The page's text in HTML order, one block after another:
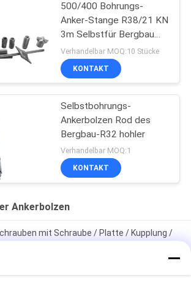
500/400 Bohrungs-
Anker-Stange R38/21 KN
3m Selbstfür Bergbau
und Rehabilitation
Verhandelbar MOQ:10 Stücke
KONTAKT
Selbstbohrungs-
Ankerbolzen Rod des
Bergbau-R32 hohler
Verhandelbar MOQ:1
KONTAKT
Ankerbolzen
mit Schraube / Platte / Kupplung /
Galvznized für losen
schaukeln